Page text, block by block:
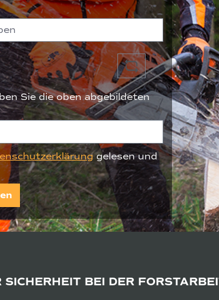
Sie die oben abgebildeten
gelesen und
BEI DER